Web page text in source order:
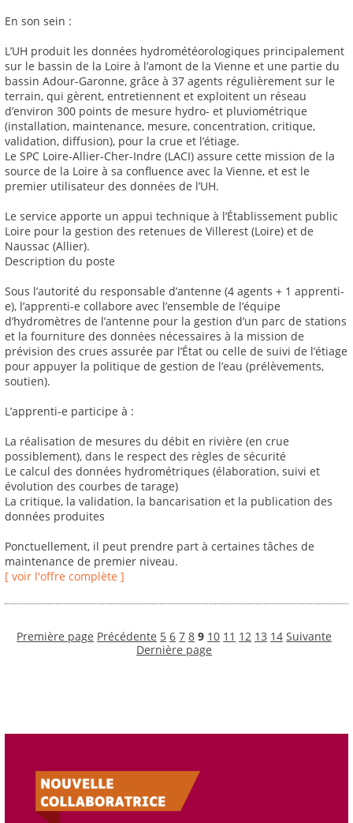
En son sein :
L’UH produit les données hydrométéorologiques principalement
sur le bassin de la Loire à l’amont de la Vienne et une partie du
bassin Adour-Garonne, grâce à 37 agents régulièrement sur le
terrain, qui gèrent, entretiennent et exploitent un réseau
d’environ 300 points de mesure hydro- et pluviométrique
(installation, maintenance, mesure, concentration, critique,
validation, diffusion), pour la crue et l’étiage.
Le SPC Loire-Allier-Cher-Indre (LACI) assure cette mission de la
source de la Loire à sa confluence avec la Vienne, et est le
premier utilisateur des données de l’UH.
Le service apporte un appui technique à l’Établissement public
Loire pour la gestion des retenues de Villerest (Loire) et de
Naussac (Allier).
Description du poste
Sous l’autorité du responsable d’antenne (4 agents + 1 apprenti-
e), l’apprenti-e collabore avec l’ensemble de l’équipe
d’hydromètres de l’antenne pour la gestion d’un parc de stations
et la fourniture des données nécessaires à la mission de
prévision des crues assurée par l’État ou celle de suivi de l’étiage
pour appuyer la politique de gestion de l’eau (prélèvements,
soutien).
L’apprenti-e participe à :
La réalisation de mesures du débit en rivière (en crue
possiblement), dans le respect des règles de sécurité
Le calcul des données hydrométriques (élaboration, suivi et
évolution des courbes de tarage)
La critique, la validation, la bancarisation et la publication des
données produites
Ponctuellement, il peut prendre part à certaines tâches de
maintenance de premier niveau.
[ voir l'offre complète ]
Première page Précédente 5 6 7 8 9 10 11 12 13 14 Suivante
Dernière page